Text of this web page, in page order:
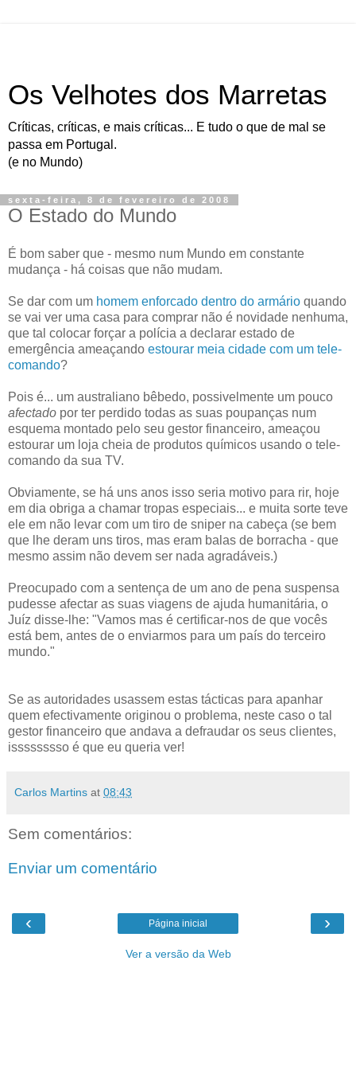
Os Velhotes dos Marretas
Críticas, críticas, e mais críticas... E tudo o que de mal se
passa em Portugal.
(e no Mundo)
sexta-feira, 8 de fevereiro de 2008
O Estado do Mundo
É bom saber que - mesmo num Mundo em constante
mudança - há coisas que não mudam.
Se dar com um homem enforcado dentro do armário quando
se vai ver uma casa para comprar não é novidade nenhuma,
que tal colocar forçar a polícia a declarar estado de
emergência ameaçando estourar meia cidade com um tele-
comando?
Pois é... um australiano bêbedo, possivelmente um pouco
afectado por ter perdido todas as suas poupanças num
esquema montado pelo seu gestor financeiro, ameaçou
estourar um loja cheia de produtos químicos usando o tele-
comando da sua TV.
Obviamente, se há uns anos isso seria motivo para rir, hoje
em dia obriga a chamar tropas especiais... e muita sorte teve
ele em não levar com um tiro de sniper na cabeça (se bem
que lhe deram uns tiros, mas eram balas de borracha - que
mesmo assim não devem ser nada agradáveis.)
Preocupado com a sentença de um ano de pena suspensa
pudesse afectar as suas viagens de ajuda humanitária, o
Juíz disse-lhe: "Vamos mas é certificar-nos de que vocês
está bem, antes de o enviarmos para um país do terceiro
mundo."
Se as autoridades usassem estas tácticas para apanhar
quem efectivamente originou o problema, neste caso o tal
gestor financeiro que andava a defraudar os seus clientes,
isssssssso é que eu queria ver!
Carlos Martins at 08:43
Sem comentários:
Enviar um comentário
‹ ›
Página inicial
Ver a versão da Web